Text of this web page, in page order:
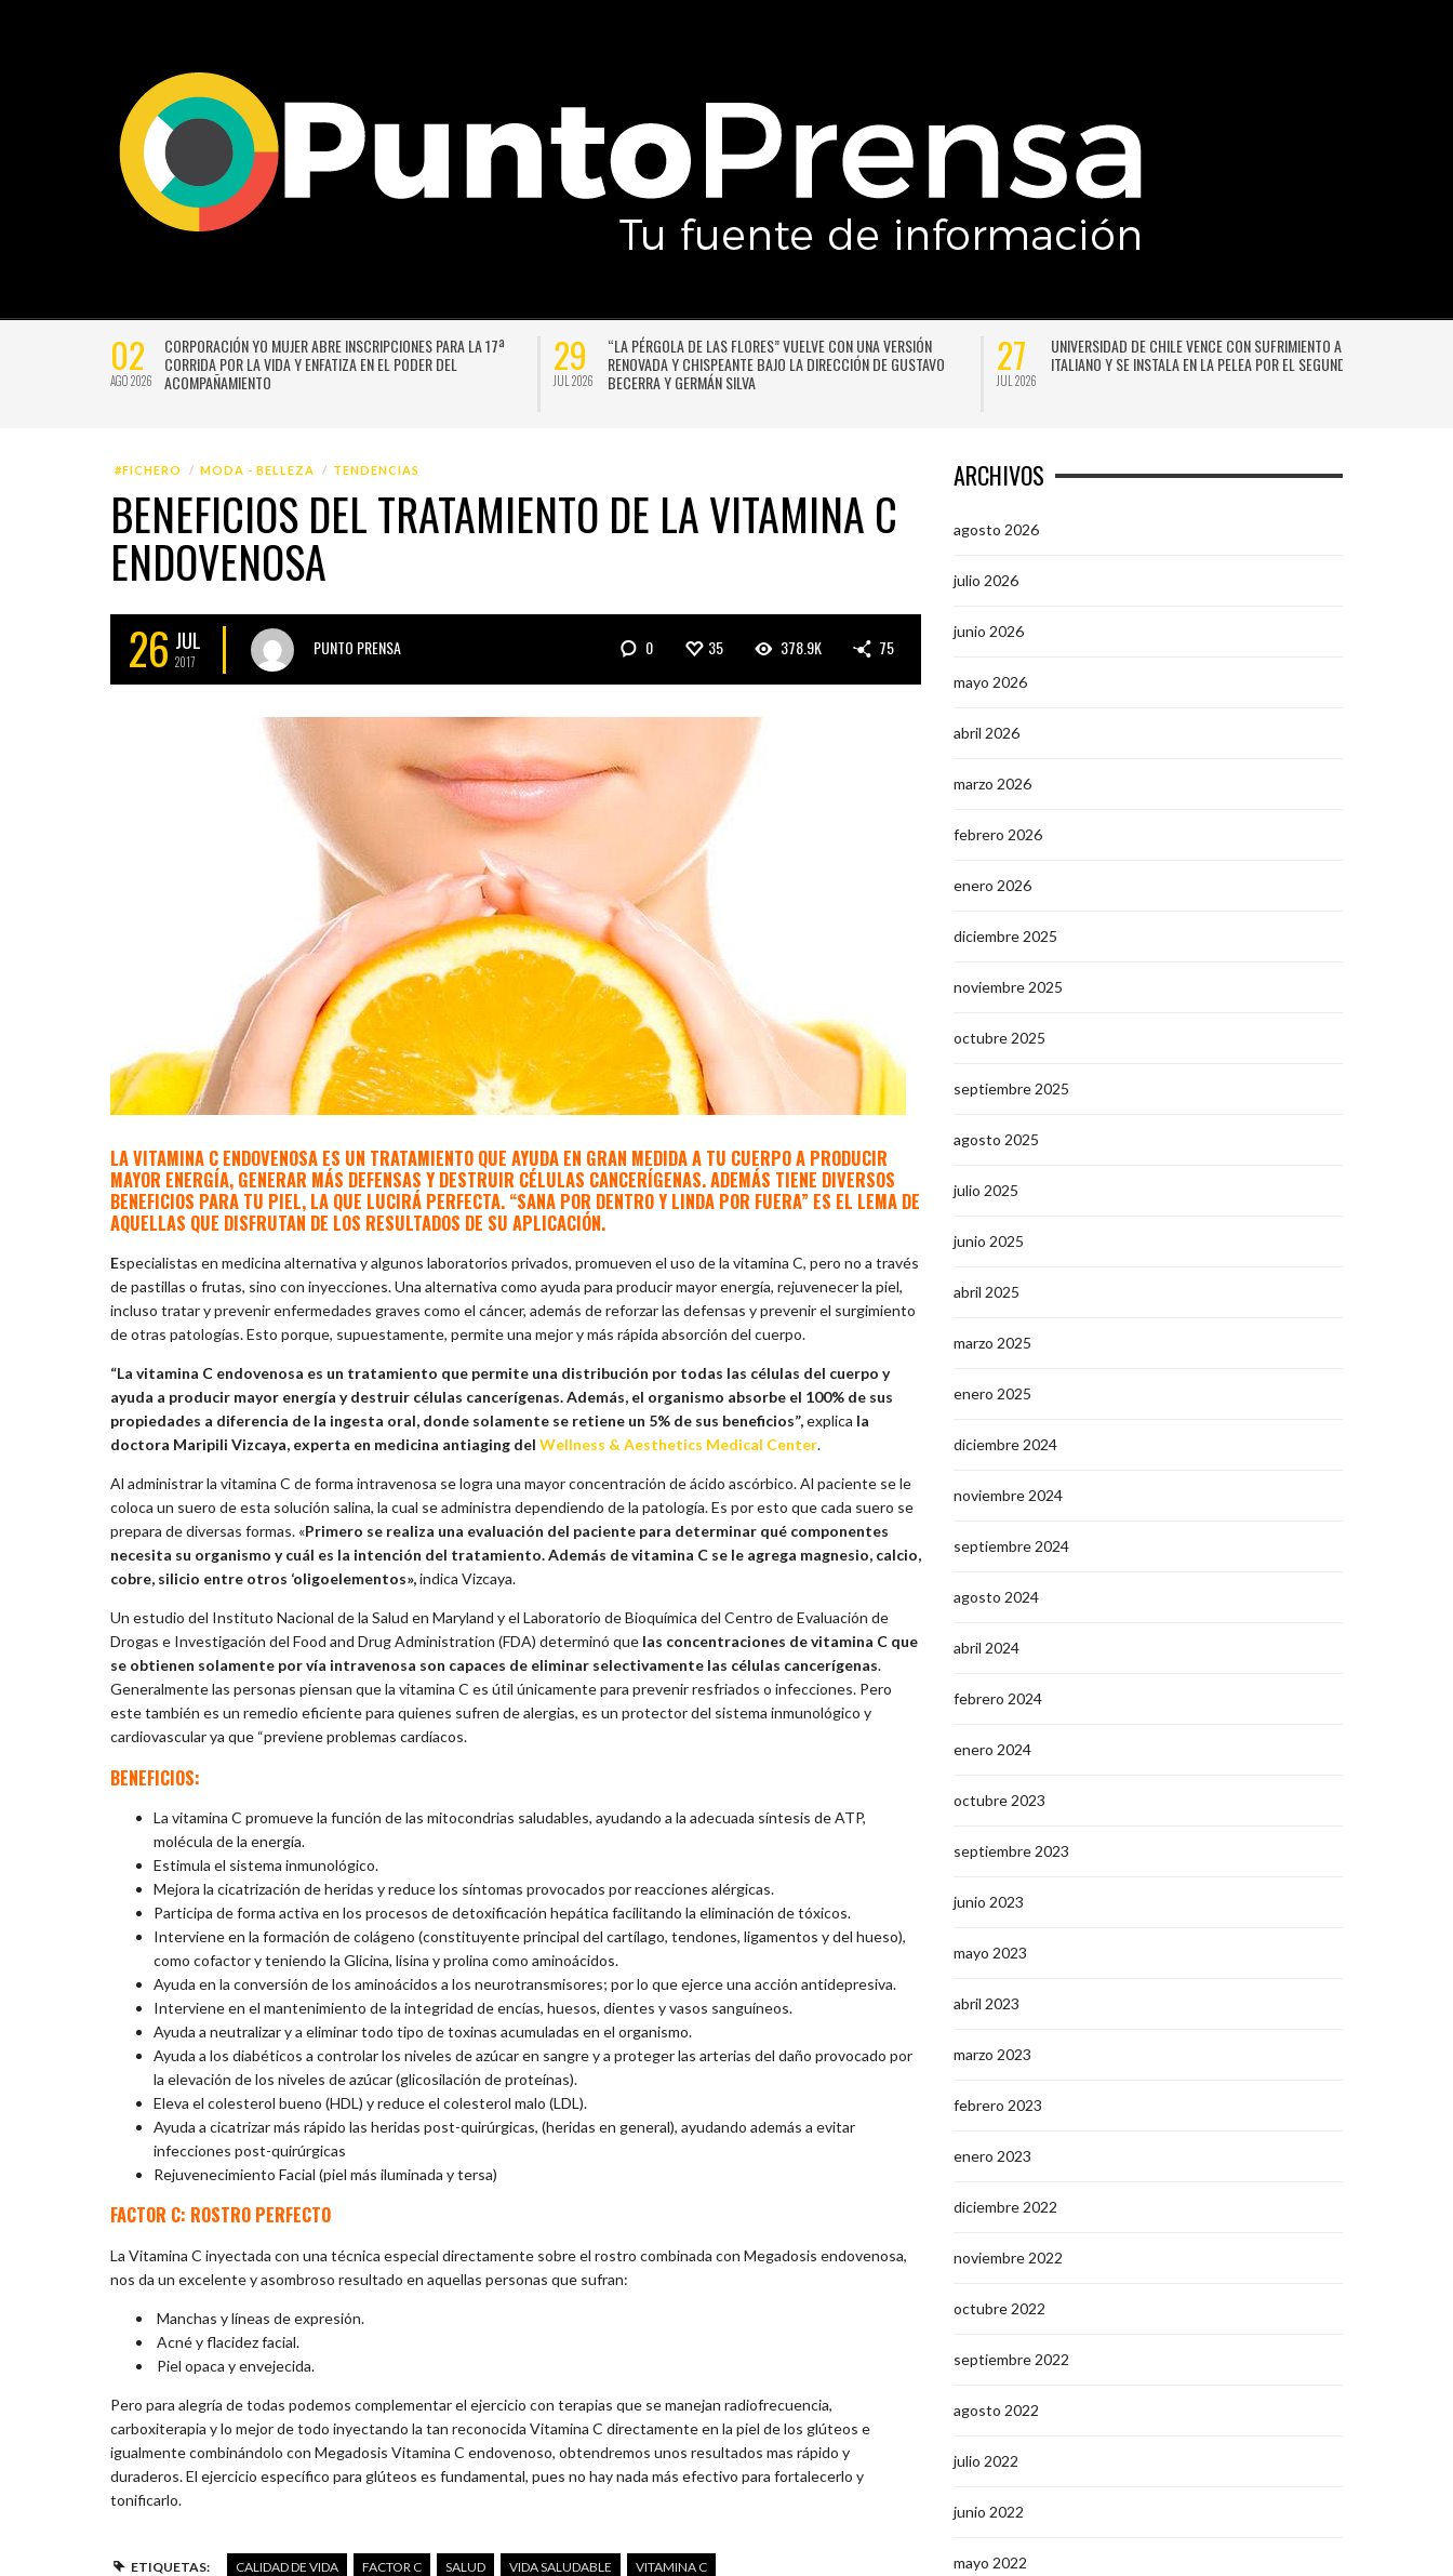
02
AGO 2026
CORPORACIÓN YO MUJER ABRE INSCRIPCIONES PARA LA 17ª
CORRIDA POR LA VIDA Y ENFATIZA EN EL PODER DEL
ACOMPAÑAMIENTO
29
JUL 2026
“LA PÉRGOLA DE LAS FLORES” VUELVE CON UNA VERSIÓN
RENOVADA Y CHISPEANTE BAJO LA DIRECCIÓN DE GUSTAVO
BECERRA Y GERMÁN SILVA
27
JUL 2026
UNIVERSIDAD DE CHILE VENCE CON SUFRIMIENTO A AUDAX
ITALIANO Y SE INSTALA EN LA PELEA POR EL SEGUNDO LUGAR
#FICHERO MODA - BELLEZA TENDENCIAS
BENEFICIOS DEL TRATAMIENTO DE LA VITAMINA C
ENDOVENOSA
26 JUL
2017
PUNTO PRENSA 0 35 378.9K 75
LA VITAMINA C ENDOVENOSA ES UN TRATAMIENTO QUE AYUDA EN GRAN MEDIDA A TU CUERPO A PRODUCIR
MAYOR ENERGÍA, GENERAR MÁS DEFENSAS Y DESTRUIR CÉLULAS CANCERÍGENAS. ADEMÁS TIENE DIVERSOS
BENEFICIOS PARA TU PIEL, LA QUE LUCIRÁ PERFECTA. “SANA POR DENTRO Y LINDA POR FUERA” ES EL LEMA DE
AQUELLAS QUE DISFRUTAN DE LOS RESULTADOS DE SU APLICACIÓN.
Especialistas en medicina alternativa y algunos laboratorios privados, promueven el uso de la vitamina C, pero no a través
de pastillas o frutas, sino con inyecciones. Una alternativa como ayuda para producir mayor energía, rejuvenecer la piel,
incluso tratar y prevenir enfermedades graves como el cáncer, además de reforzar las defensas y prevenir el surgimiento
de otras patologías. Esto porque, supuestamente, permite una mejor y más rápida absorción del cuerpo.
“La vitamina C endovenosa es un tratamiento que permite una distribución por todas las células del cuerpo y
ayuda a producir mayor energía y destruir células cancerígenas.Además, el organismo absorbe el 100% de sus
propiedades a diferencia de la ingesta oral, donde solamente se retiene un 5% de sus beneficios”,explica la
doctora Maripili Vizcaya, experta en medicina antiaging del Wellness & Aesthetics Medical Center.
Al administrar la vitamina C de forma intravenosa se logra una mayor concentración de ácido ascórbico. Al paciente se le
coloca un suero de esta solución salina, la cual se administra dependiendo de la patología. Es por esto que cada suero se
prepara de diversas formas. «Primero se realiza una evaluación del paciente para determinar qué componentes
necesita su organismo y cuál es la intención del tratamiento. Además de vitamina C se le agrega magnesio, calcio,
cobre, silicio entre otros ‘oligoelementos»,indica Vizcaya.
Un estudio del Instituto Nacional de la Salud en Maryland y el Laboratorio de Bioquímica del Centro de Evaluación de
Drogas e Investigación del Food and Drug Administration (FDA) determinó que las concentraciones de vitamina C que
se obtienen solamente por vía intravenosa son capaces de eliminar selectivamente las células cancerígenas.
Generalmente las personas piensan que la vitamina C es útil únicamente para prevenir resfriados o infecciones. Pero
este también es un remedio eficiente para quienes sufren de alergias, es un protector del sistema inmunológico y
cardiovascular ya que “previene problemas cardíacos.
BENEFICIOS:
La vitamina C promueve la función de las mitocondrias saludables, ayudando a la adecuada síntesis de ATP,
molécula de la energía.
Estimula el sistema inmunológico.
Mejora la cicatrización de heridas y reduce los síntomas provocados por reacciones alérgicas.
Participa de forma activa en los procesos de detoxificación hepática facilitando la eliminación de tóxicos.
Interviene en la formación de colágeno (constituyente principal del cartílago, tendones, ligamentos y del hueso),
como cofactor y teniendo la Glicina, lisina y prolina como aminoácidos.
Ayuda en la conversión de los aminoácidos a los neurotransmisores; por lo que ejerce una acción antidepresiva.
Interviene en el mantenimiento de la integridad de encías, huesos, dientes y vasos sanguíneos.
Ayuda a neutralizar y a eliminar todo tipo de toxinas acumuladas en el organismo.
Ayuda a los diabéticos a controlar los niveles de azúcar en sangre y a proteger las arterias del daño provocado por
la elevación de los niveles de azúcar (glicosilación de proteínas).
Eleva el colesterol bueno (HDL) y reduce el colesterol malo (LDL).
Ayuda a cicatrizar más rápido las heridas post-quirúrgicas, (heridas en general), ayudando además a evitar
infecciones post-quirúrgicas
Rejuvenecimiento Facial (piel más iluminada y tersa)
FACTOR C: ROSTRO PERFECTO
La Vitamina C inyectada con una técnica especial directamente sobre el rostro combinada con Megadosis endovenosa,
nos da un excelente y asombroso resultado en aquellas personas que sufran:
Manchas y líneas de expresión.
Acné y flacidez facial.
Piel opaca y envejecida.
Pero para alegría de todas podemos complementar el ejercicio con terapias que se manejan radiofrecuencia,
carboxiterapia y lo mejor de todo inyectando la tan reconocida Vitamina C directamente en la piel de los glúteos e
igualmente combinándolo con Megadosis Vitamina C endovenoso, obtendremos unos resultados mas rápido y
duraderos. El ejercicio específico para glúteos es fundamental, pues no hay nada más efectivo para fortalecerlo y
tonificarlo.
ETIQUETAS: CALIDAD DE VIDA FACTOR C SALUD VIDA SALUDABLE VITAMINA C
ARCHIVOS
agosto 2026
julio 2026
junio 2026
mayo 2026
abril 2026
marzo 2026
febrero 2026
enero 2026
diciembre 2025
noviembre 2025
octubre 2025
septiembre 2025
agosto 2025
julio 2025
junio 2025
abril 2025
marzo 2025
enero 2025
diciembre 2024
noviembre 2024
septiembre 2024
agosto 2024
abril 2024
febrero 2024
enero 2024
octubre 2023
septiembre 2023
junio 2023
mayo 2023
abril 2023
marzo 2023
febrero 2023
enero 2023
diciembre 2022
noviembre 2022
octubre 2022
septiembre 2022
agosto 2022
julio 2022
junio 2022
mayo 2022